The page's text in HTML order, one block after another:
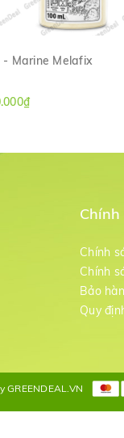
- Marine Melafix
Chính
Chính
Chính
Bảo
Quy